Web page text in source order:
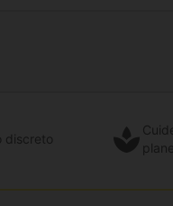
discreto